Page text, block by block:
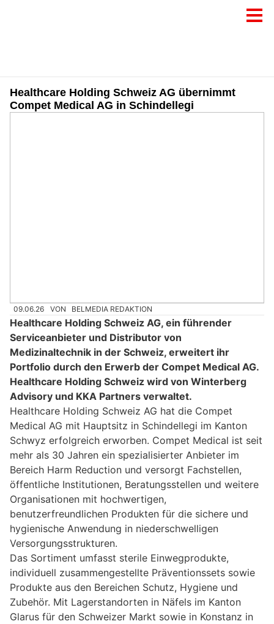
Healthcare Holding Schweiz AG übernimmt
Compet Medical AG in Schindellegi
09.06.26 VON BELMEDIA REDAKTION
Healthcare Holding Schweiz AG, ein führender
Serviceanbieter und Distributor von
Medizinaltechnik in der Schweiz, erweitert ihr
Portfolio durch den Erwerb der Compet Medical AG.
Healthcare Holding Schweiz wird von Winterberg
Advisory und KKA Partners verwaltet.
Healthcare Holding Schweiz AG hat die Compet
Medical AG mit Hauptsitz in Schindellegi im Kanton
Schwyz erfolgreich erworben. Compet Medical ist seit
mehr als 30 Jahren ein spezialisierter Anbieter im
Bereich Harm Reduction und versorgt Fachstellen,
öffentliche Institutionen, Beratungsstellen und weitere
Organisationen mit hochwertigen,
benutzerfreundlichen Produkten für die sichere und
hygienische Anwendung in niederschwelligen
Versorgungsstrukturen.
Das Sortiment umfasst sterile Einwegprodukte,
individuell zusammengestellte Präventionssets sowie
Produkte aus den Bereichen Schutz, Hygiene und
Zubehör. Mit Lagerstandorten in Näfels im Kanton
Glarus für den Schweizer Markt sowie in Konstanz in